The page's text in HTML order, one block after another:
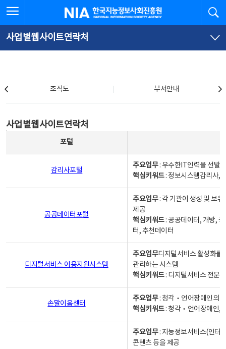
문
로
가
체
뉴
바
가
한국지능정보사회진흥원
사업별웹사이트연락처
조직도 부서안내
사업별웹사이트연락처
포털
감리사포털
주요업무: 우수한IT인력을 선발
핵심키워드: 정보시스템감리사,
공공데이터포털
주요업무: 각 기관이 생성 및 보
제공
핵심키워드: 공공데이터, 개방,
터, 추천데이터
디지털서비스 이용지원시스템
주요업무디지털서비스 활성화를
관리하는 시스템
핵심키워드: 디지털서비스 전문
손말이음센터
주요업무: 청각‧언어장애인의
핵심키워드: 청각‧언어장애인,
주요업무: 지능정보서비스(인터
콘텐츠 등을 제공